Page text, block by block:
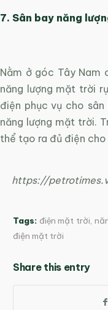
7. Sân bay năng
Nằm ở góc Tây Nam
năng lượng mặt trời
điện phục vụ cho
năng lượng mặt trời.
thể tạo ra đủ điện
https://
Tags: điện mặt trời,
điện mặt trời
Share this entry